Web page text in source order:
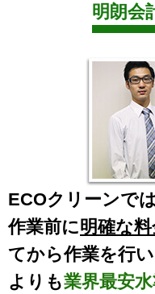
明朗会
ECOクリーンで
作業前に明確な
てから作業を行
よりも業界最安